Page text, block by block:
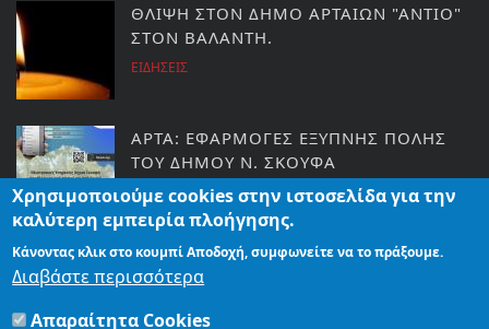
ΘΛΙΨΗ ΣΤΟΝ ΔΗΜΟ ΑΡΤΑΙΩΝ "ΑΝΤΙΟ"
ΣΤΟΝ ΒΑΛΑΝΤΗ.
ΕΙΔΗΣΕΙΣ
ΑΡΤΑ: ΕΦΑΡΜΟΓΕΣ ΕΞΥΠΝΗΣ ΠΟΛΗΣ
ΤΟΥ ΔΗΜΟΥ Ν. ΣΚΟΥΦΑ
ΕΙΔΗΣΕΙΣ
ΑΡΤΑ:ΑΙΤΗΣΕΙΣ ΓΙΑ ΤΟ ΚΟΙΝΩΝΙΚΟ
ΠΑΝΤΟΠΩΛΕΙΟ ΚΑΙ ΦΑΡΜΑΚΕΙΟ ΤΟΥ
ΔΗΜΟΥ;
Χρησιμοποιούμε cookies στην ιστοσελίδα για την
καλύτερη εμπειρία πλοήγησης.
Κάνοντας κλικ στο κουμπί Αποδοχή, συμφωνείτε να το πράξουμε.
Διαβάστε περισσότερα
Απαραίτητα Cookies